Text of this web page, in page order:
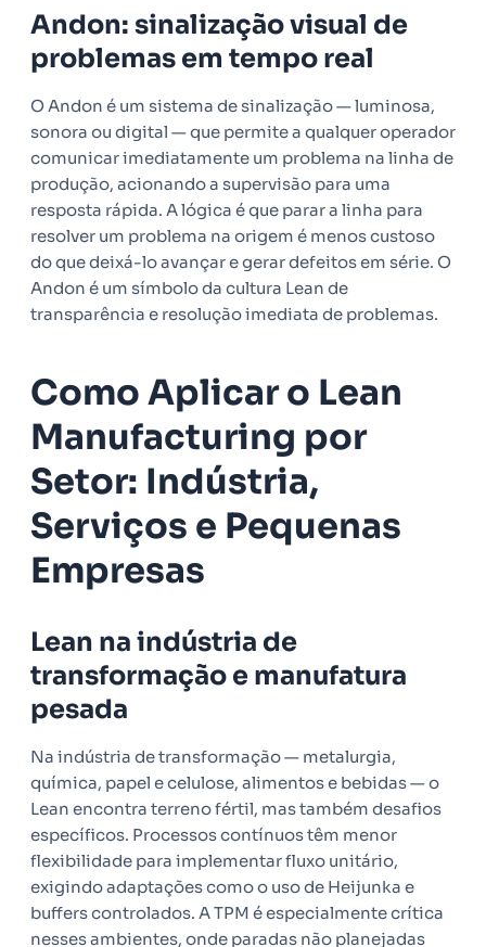
Andon: sinalização visual de
problemas em tempo real
O Andon é um sistema de sinalização — luminosa,
sonora ou digital — que permite a qualquer operador
comunicar imediatamente um problema na linha de
produção, acionando a supervisão para uma
resposta rápida. A lógica é que parar a linha para
resolver um problema na origem é menos custoso
do que deixá-lo avançar e gerar defeitos em série. O
Andon é um símbolo da cultura Lean de
transparência e resolução imediata de problemas.
Como Aplicar o Lean
Manufacturing por
Setor: Indústria,
Serviços e Pequenas
Empresas
Lean na indústria de
transformação e manufatura
pesada
Na indústria de transformação — metalurgia,
química, papel e celulose, alimentos e bebidas — o
Lean encontra terreno fértil, mas também desafios
específicos. Processos contínuos têm menor
flexibilidade para implementar fluxo unitário,
exigindo adaptações como o uso de Heijunka e
buffers controlados. A TPM é especialmente crítica
nesses ambientes, onde paradas não planejadas